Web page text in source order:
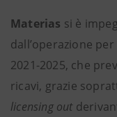
Materias si è
dall’operazione
2021-2025, che
ricavi, grazie
licensing out